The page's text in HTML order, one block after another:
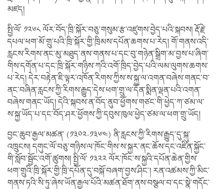
མཛད།
སྤྱི་ལོ་ ༡༢༦༨ ལོར་བོད་ཁྲི་སྐོར་བཅུ་གསུམ་རྩ་འཛུགས་བྱེད་པའི་སྐབས། རྡོ་རྗེ་
དཔལ་ཕག་མོ་གྲུ་པའི་ཁྲི་སྐོར་གྱི་ཁྲིམས་དཔོན་ཆགས་པ་རེད། གོ་གནས་འདི་
རླངས་རིགས་ནང་མུ་མཐུད་ནས་གནས་པ་དང་བུ་གཉེན་སྒྲིག་མ་བྱས་པ་ཞིག་
གིས་དགོན་པ་དང་ཁྲི་སྐོར་གཉིས་ཀའི་འགོ་ཁྲིད་བྱེད་པའི་ལམ་ལུགས་ཆགས་
པ་རེད། དེར་བརྟེན་ཇི་ལྟར་འཁོན་རིགས་ཀྱིས་ས་སྐྱ་ལ་འགན་བཞེས་གནང་བ་
ནང་བཞིན་རླངས་ཀྱི་རིགས་རྒྱུད་དེས་ཕག་གྲུ་ལ་དོན་སྨིན་ལྡན་པའི་འགན་
བཞེས་གནང་ཡོད། དེའི་སྐབས་ན་བོད་ནུབ་ཕྱོགས་གཙང་གི་ཕྱེད་ཀ་ཙམ་ལ་
ས་སྐྱ་ཡོད་པ་དང་བོད་ཤར་ཕྱོགས་ཀྱི་དབུས་ཁུལ་ཕྱེད་ཙམ་ལ་ཕག་གྲུ་ཡོད།
བྱང་ཆུབ་རྒྱལ་མཚན་ (༡༣༠༢-༡༣༦༤) ནི་རླངས་ཀྱི་རིགས་རྒྱུད་དུ་སྐུ་
འཁྲུངས། དགུང་ལོ་བཅུ་གཉིས་ལ་ཁོང་གིས་ས་སྐྱར་ནང་ཆོས་དང་འཛིན་སྐྱོང་
གི་སློབ་སྦྱོང་འགོ་ཚུགས། སྤྱི་ལོ་ ༡༣༢༢ ལོར་ཁོང་ས་སྐྱའི་དཔོན་ཆེན་གྱིས་
ཕག་གྲུའི་ཁྲི་སྐོར་གྱི་ཁྲི་དཔོན་དུ་བསྐོ་བཞག་བྱས་ཤིང་། རན་འཚམས་ཀྱི་མིང་
གནས་ཏའི་སི་ཏུ་ཞེས་ཡོན་རྒྱལ་པོའི་མཚན་ཐོག་ནས་བསྩལ་བ་དང་སྣེ་གདོང་